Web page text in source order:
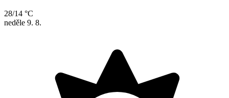
28/14 °C
neděle 9. 8.